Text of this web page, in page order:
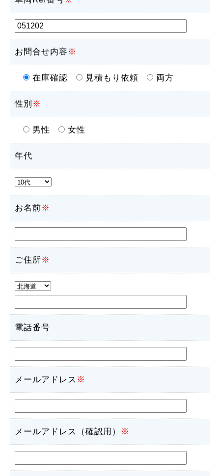
お問合せ内容 ※
在庫確認 見積もり依頼 両方
性別 ※
男性 女性
年代
お名前※
ご住所※
電話番号
メールアドレス ※
メールアドレス（確認用） ※